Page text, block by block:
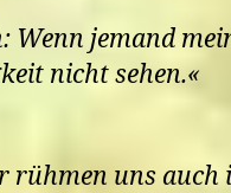
Wenn jemand
nicht sehen.«
rühmen uns auch